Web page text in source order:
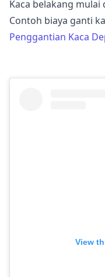
Kaca belakang mulai
Contoh biaya ganti
Penggantian Kaca
View